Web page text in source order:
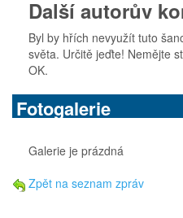
Další autorův
Byl by hřích nevyužít tuto
světa. Určitě jeďte! Nemějte
OK.
Fotogalerie
Galerie je prázdná
Zpět na seznam zpráv